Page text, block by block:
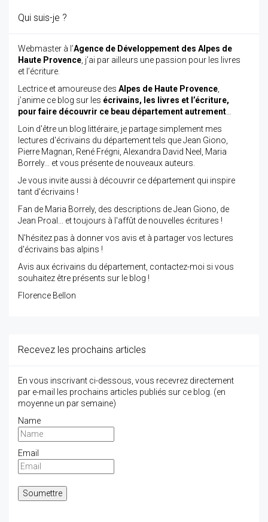
Qui suis-je ?
Webmaster à l’Agence de Développement des Alpes de
Haute Provence , j’ai par ailleurs une passion pour les livres
et l’écriture.
Lectrice et amoureuse des Alpes de Haute Provence
j’anime ce blog sur les écrivains, les livres et l’écriture,
pour faire découvrir ce beau département autrement
Loin d'être un blog littéraire, je partage simplement mes
lectures d'écrivains du département tels que Jean Giono,
Pierre Magnan, René Frégni, Alexandra David Neel, Maria
Borrely... et vous présente de nouveaux auteurs.
Je vous invite aussi à découvrir ce département qui inspire
tant d'écrivains !
Fan de Maria Borrely, des descriptions de Jean Giono, de
Jean Proal... et toujours à l'affût de nouvelles écritures !
N'hésitez pas à donner vos avis et à partager vos lectures
d'écrivains bas alpins !
Avis aux écrivains du département, contactez-moi si vous
souhaitez être présents sur le blog !
Florence Bellon
Recevez les prochains articles
En vous inscrivant ci-dessous, vous recevrez directement
par e-mail les prochains articles publiés sur ce blog. (en
moyenne un par semaine)
Name
Email